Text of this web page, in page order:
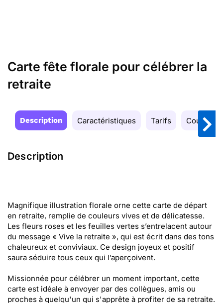
Carte fête florale pour célébrer la
retraite
Description Caractéristiques Tarifs Couleurs
Description
Magnifique illustration florale orne cette carte de départ
en retraite, remplie de couleurs vives et de délicatesse.
Les fleurs roses et les feuilles vertes s’entrelacent autour
du message « Vive la retraite », qui est écrit dans des tons
chaleureux et conviviaux. Ce design joyeux et positif
saura séduire tous ceux qui l’aperçoivent.
Missionnée pour célébrer un moment important, cette
carte est idéale à envoyer par des collègues, amis ou
proches à quelqu'un qui s'apprête à profiter de sa retraite.